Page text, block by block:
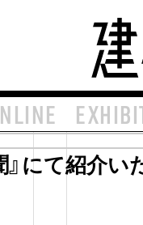
にて紹介い